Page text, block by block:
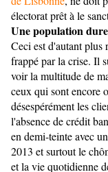
électorat prêt à le
Une population
Ceci est d'autant plus
frappé par la crise. Il
voir la multitude de
ceux qui sont encore
désespérément les
l'absence de crédit
en demi-teinte avec
2013 et surtout le
et la vie quotidienne